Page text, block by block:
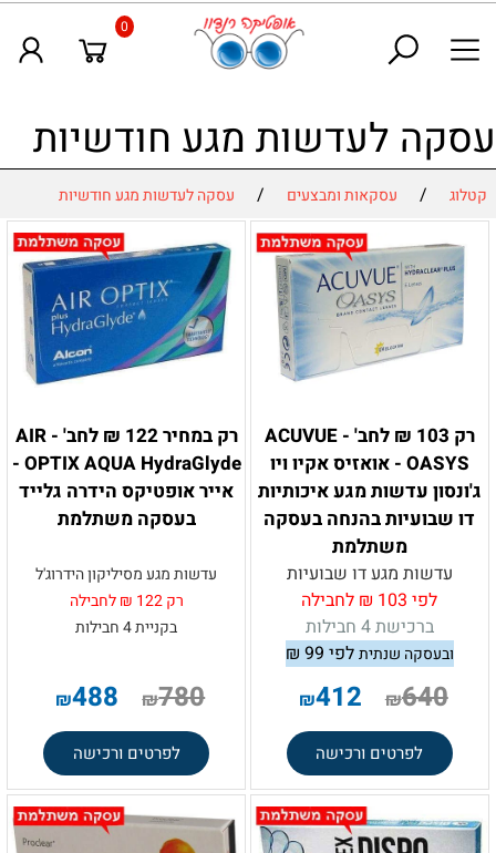
0
עסקה לעדשות מגע חודשיות
קטלוג / עסקאות ומבצעים / עסקה לעדשות מגע חודשיות
רק 103 ₪ לחב' - ACUVUE
OASYS - אואזיס אקיו ויו
ג'ונסון עדשות מגע איכותיות
דו שבועיות בהנחה בעסקה
משתלמת
עדשות מגע דו שבועיות
לפי 103 ₪ לחבילה
ברכישת 4 חבילות
ובעסקה שנתיתלפי 99
₪
₪640
₪412
לפרטים ורכישה
רק במחיר 122 ₪ לחב' - AIR
OPTIX AQUA HydraGlyde -
אייר אופטיקס הידרה גלייד
בעסקה משתלמת
עדשות מגע מסיליקון הידרוג'ל
רק 122 ₪ לחבילה
בקניית 4 חבילות
₪780
₪488
לפרטים ורכישה